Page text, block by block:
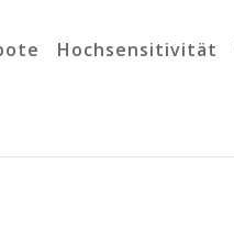
Hochsensitivität